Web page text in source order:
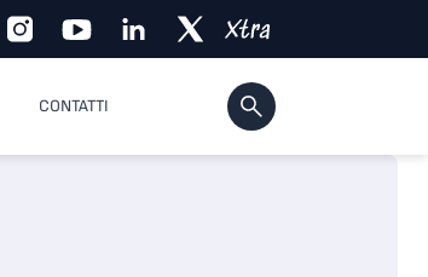
CONTATTI